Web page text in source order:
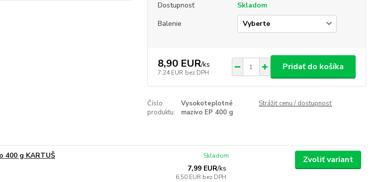
Dostupnosť
Skladom
Balenie
8,90 EUR/ks
7,24 EUR bez DPH
Pridať do košíka
Číslo
produktu:
Vysokoteplotné
mazivo EP 400 g
Strážiť cenu / dostupnosť
400 g KARTUŠ
7,99 EUR/ks
6,50 EUR bez DPH
Skladom Zvoliť variant